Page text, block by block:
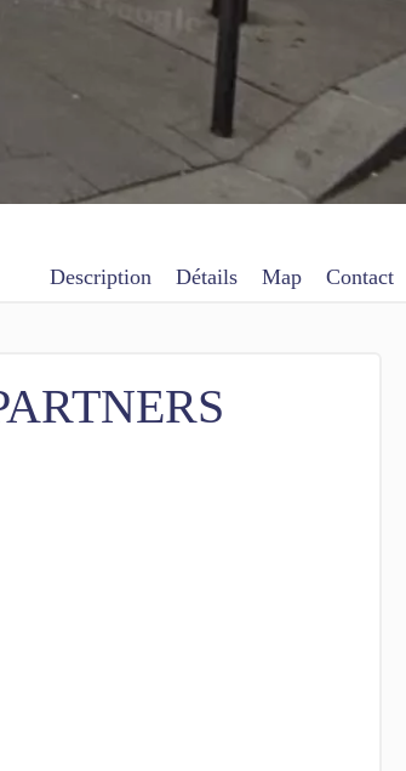
Description Détails Map Contact